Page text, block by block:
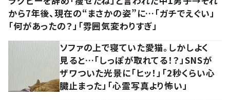
から7年後、現在の“まさかの姿”に…「ガチでえぐい」
「何があったの？」「雰囲気変わりすぎ」
ソファの上で寝ていた愛猫。しかしよく
見ると…「しっぽが取れてる！？」SNSが
ザワついた光景に「ヒッ！」「2秒くらい心
臓止まった」「心霊写真より怖い」